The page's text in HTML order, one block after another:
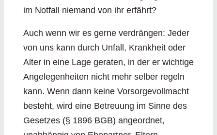
im Notfall niemand von ihr erfährt?
Auch wenn wir es gerne verdrängen: Jeder
von uns kann durch Unfall, Krankheit oder
Alter in eine Lage geraten, in der er wichtige
Angelegenheiten nicht mehr selber regeln
kann. Wenn dann keine Vorsorgevollmacht
besteht, wird eine Betreuung im Sinne des
Gesetzes (§ 1896 BGB) angeordnet,